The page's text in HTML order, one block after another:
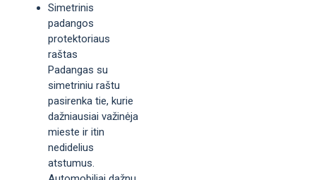
Simetrinis
padangos
protektoriaus
raštas
Padangas su
simetriniu raštu
pasirenka tie, kurie
dažniausiai važinėja
mieste ir itin
nedidelius
atstumus.